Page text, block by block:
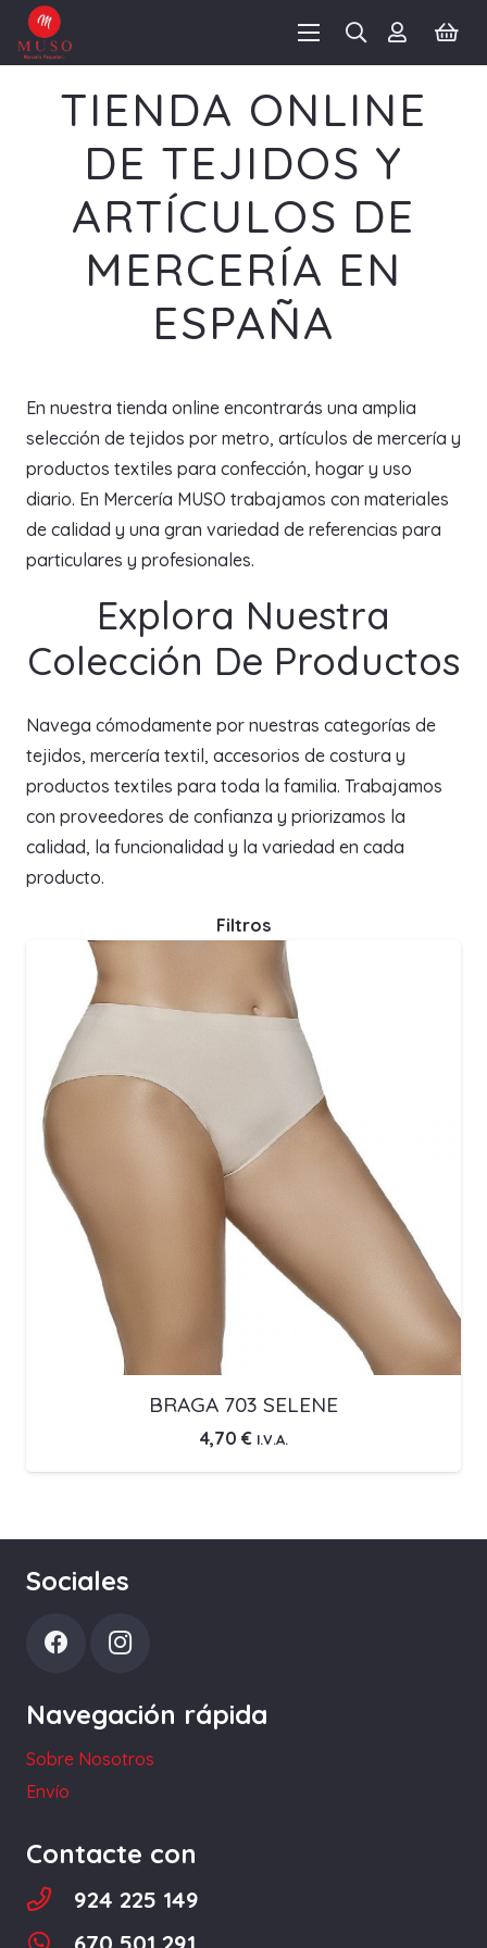
TIENDA ONLINE
DE TEJIDOS Y
ARTÍCULOS DE
MERCERÍA EN
ESPAÑA
En nuestra tienda online encontrarás una amplia
selección de tejidos por metro, artículos de mercería y
productos textiles para confección, hogar y uso
diario. En Mercería MUSO trabajamos con materiales
de calidad y una gran variedad de referencias para
particulares y profesionales.
Explora Nuestra
Colección De Productos
Navega cómodamente por nuestras categorías de
tejidos, mercería textil, accesorios de costura y
productos textiles para toda la familia. Trabajamos
con proveedores de confianza y priorizamos la
calidad, la funcionalidad y la variedad en cada
producto.
Filtros
BRAGA 703 SELENE
4,70 € I.V.A.
Sociales
Navegación rápida
Sobre Nosotros
Envío
Contacte con
924 225 149